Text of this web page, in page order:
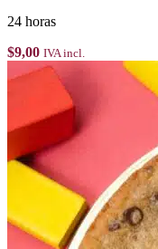
24 horas
$9,00 IVA incl.